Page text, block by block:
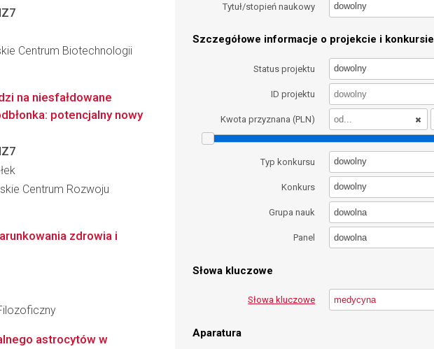
Tytuł/stopień naukowy dowolny
Szczegółowe informacje o projekcie i konkursie
Status projektu dowolny
ID projektu
Kwota przyznana (PLN)
Typ konkursu dowolny
Konkurs dowolny
Grupa nauk dowolna
Panel dowolna
Słowa kluczowe
Słowa kluczowe
Aparatura
Centrum Biotechnologii
na niesfałdowane
potencjalny nowy
Centrum Rozwoju
zdrowia i
astrocytów w